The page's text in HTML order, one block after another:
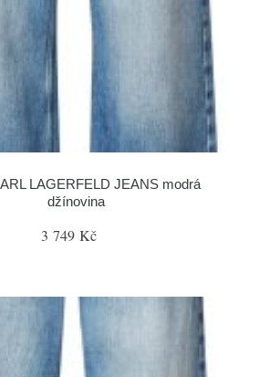
LAGERFELD JEANS modrá
džínovina
3 749 Kč